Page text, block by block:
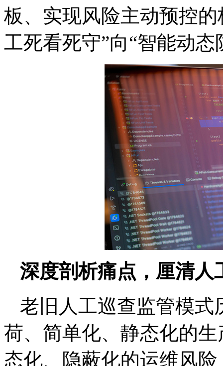
板、实现风险主动预控
工死看死守”向“智能动态
深度剖析痛点，厘清人
老旧人工巡查监管模式
荷、简单化、静态化的
态化、隐蔽化的运维风